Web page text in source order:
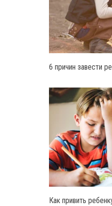
6 причин завести
Как привить